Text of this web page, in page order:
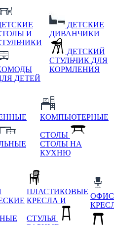
И
ДЕТЕЙ
ДЕТСКИЕ
ДИВАНЧИКИ
ДЕТСКИЙ
СТУЛЬЧИК ДЛЯ
КОРМЛЕНИЯ
КОМПЬЮТЕРНЫЕ
СТОЛЫ
СТОЛЫ НА
КУХНЮ
ПЛАСТИКОВЫЕ
КРЕСЛА И
СТУЛЬЯ